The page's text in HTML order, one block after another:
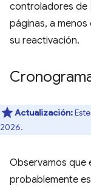
controladores de
páginas, a
su reactivación.
Actualización:
2026.
Observamos que
probablemente